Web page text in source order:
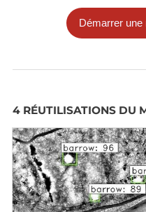
Démarrer
4 RÉUTILISATIONS DU